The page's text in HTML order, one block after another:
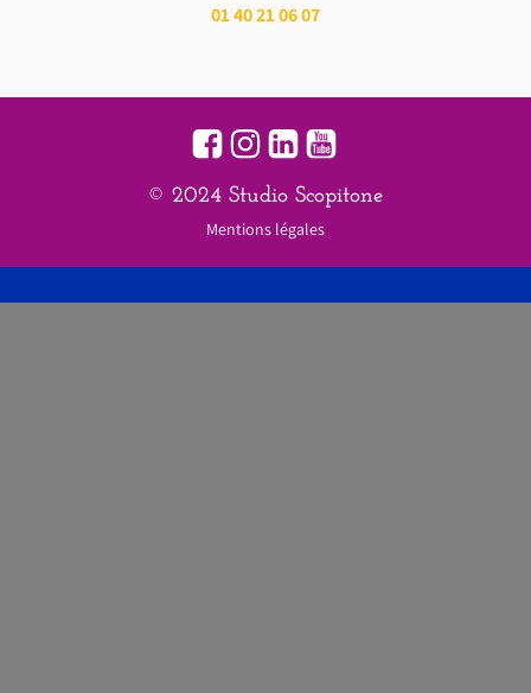
01 40 21 06 07
© 2024 Studio Scopitone
Mentions légales